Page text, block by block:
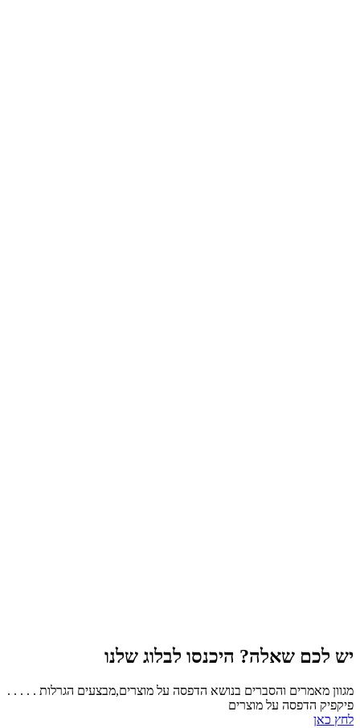
יש לכם שאלה? היכנסו לבלוג שלנו
מגוון מאמרים והסברים בנושא הדפסה על מוצרים,מבצעים הגרלות . . . . .
פיקפיק הדפסה על מוצרים
לחץ כאן